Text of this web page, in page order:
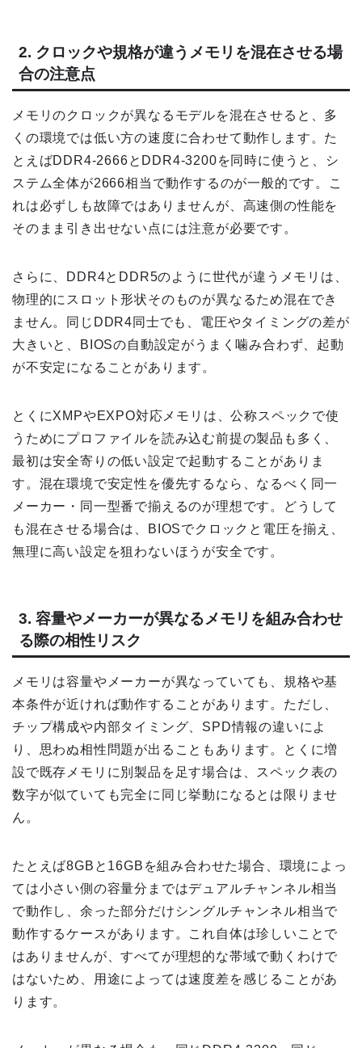
2. クロックや規格が違うメモリを混在させる場
合の注意点
メモリのクロックが異なるモデルを混在させると、多
くの環境では低い方の速度に合わせて動作します。た
とえばDDR4-2666とDDR4-3200を同時に使うと、シ
ステム全体が2666相当で動作するのが一般的です。こ
れは必ずしも故障ではありませんが、高速側の性能を
そのまま引き出せない点には注意が必要です。
さらに、DDR4とDDR5のように世代が違うメモリは、
物理的にスロット形状そのものが異なるため混在でき
ません。同じDDR4同士でも、電圧やタイミングの差が
大きいと、BIOSの自動設定がうまく噛み合わず、起動
が不安定になることがあります。
とくにXMPやEXPO対応メモリは、公称スペックで使
うためにプロファイルを読み込む前提の製品も多く、
最初は安全寄りの低い設定で起動することがありま
す。混在環境で安定性を優先するなら、なるべく同一
メーカー・同一型番で揃えるのが理想です。どうして
も混在させる場合は、BIOSでクロックと電圧を揃え、
無理に高い設定を狙わないほうが安全です。
3. 容量やメーカーが異なるメモリを組み合わせ
る際の相性リスク
メモリは容量やメーカーが異なっていても、規格や基
本条件が近ければ動作することがあります。ただし、
チップ構成や内部タイミング、SPD情報の違いによ
り、思わぬ相性問題が出ることもあります。とくに増
設で既存メモリに別製品を足す場合は、スペック表の
数字が似ていても完全に同じ挙動になるとは限りませ
ん。
たとえば8GBと16GBを組み合わせた場合、環境によっ
ては小さい側の容量分まではデュアルチャンネル相当
で動作し、余った部分だけシングルチャンネル相当で
動作するケースがあります。これ自体は珍しいことで
はありませんが、すべてが理想的な帯域で動くわけで
はないため、用途によっては速度差を感じることがあ
ります。